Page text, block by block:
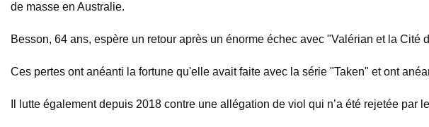
de masse en Australie.
Besson, 64 ans, espère un retour après un énorme échec avec "Valérian et la
Ces pertes ont anéanti la fortune qu'elle avait faite avec la série "Taken" et ont
Il lutte également depuis 2018 contre une allégation de viol qui n’a été rejetée par